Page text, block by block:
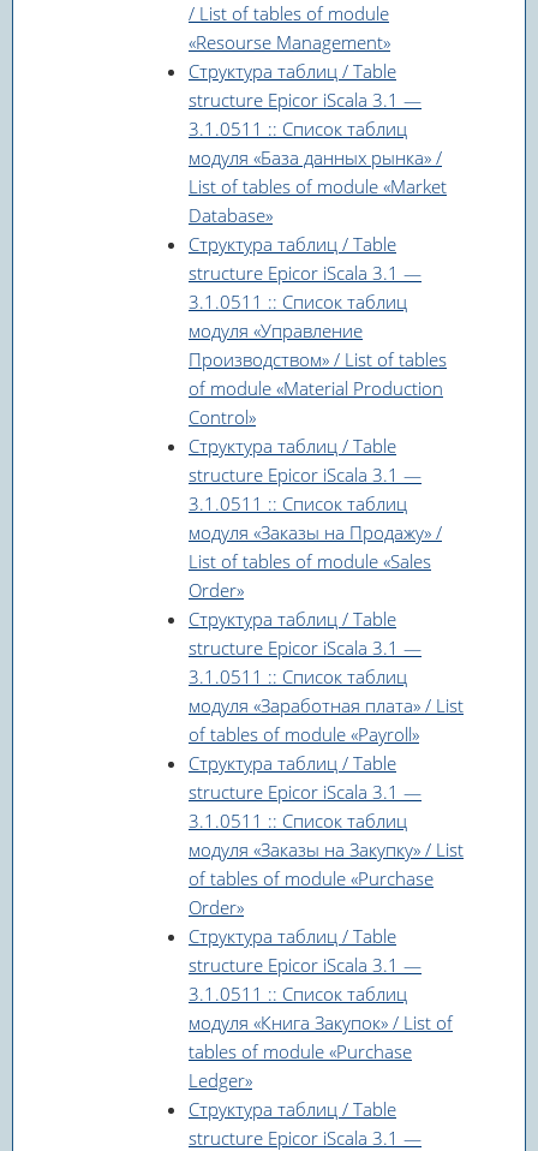
/ List of tables of module
«Resourse Management»
Структура таблиц / Table
structure Epicor iScala 3.1 —
3.1.0511 :: Список таблиц
модуля «База данных рынка» /
List of tables of module «Market
Database»
Структура таблиц / Table
structure Epicor iScala 3.1 —
3.1.0511 :: Список таблиц
модуля «Управление
Производством» / List of tables
of module «Material Production
Control»
Структура таблиц / Table
structure Epicor iScala 3.1 —
3.1.0511 :: Список таблиц
модуля «Заказы на Продажу» /
List of tables of module «Sales
Order»
Структура таблиц / Table
structure Epicor iScala 3.1 —
3.1.0511 :: Список таблиц
модуля «Заработная плата» / List
of tables of module «Payroll»
Структура таблиц / Table
structure Epicor iScala 3.1 —
3.1.0511 :: Список таблиц
модуля «Заказы на Закупку» / List
of tables of module «Purchase
Order»
Структура таблиц / Table
structure Epicor iScala 3.1 —
3.1.0511 :: Список таблиц
модуля «Книга Закупок» / List of
tables of module «Purchase
Ledger»
Структура таблиц / Table
structure Epicor iScala 3.1 —